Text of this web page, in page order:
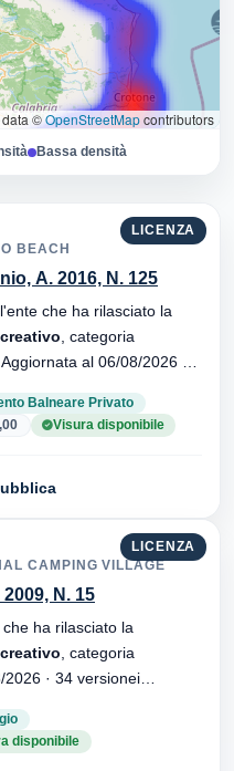
©OpenStreetMapcontributors
Bassa densità
LICENZA
BEACH
A. 2016, N. 125
che ha rilasciato la
, categoria
Balneare Privato
Visura disponibile
LICENZA
CAMPING VILLAGE
N. 15
ha rilasciato la
, categoria
disponibile